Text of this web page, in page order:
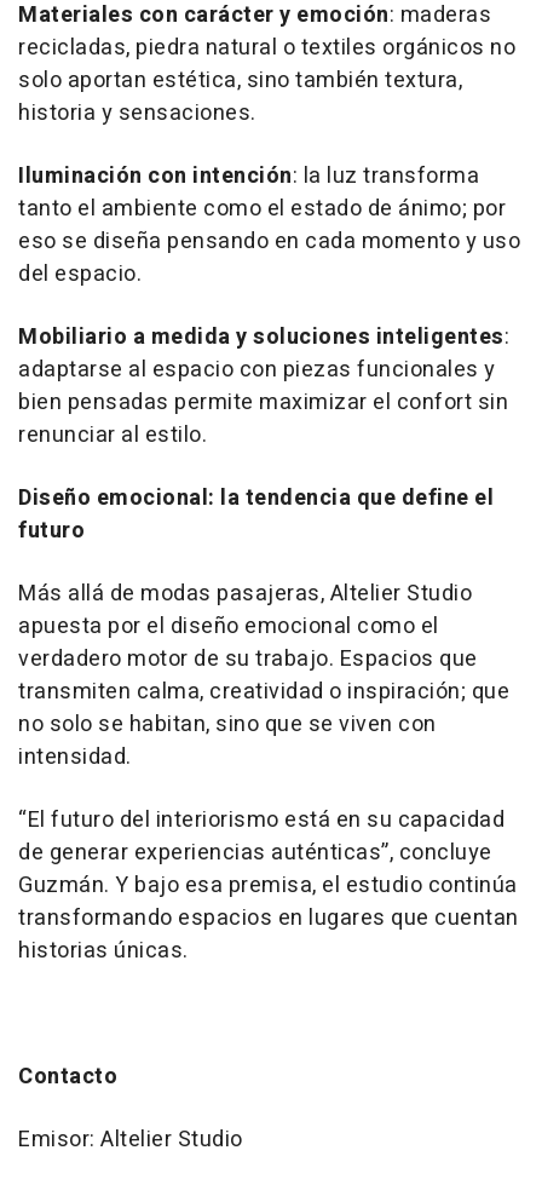
Materiales con carácter y emoción: maderas
recicladas, piedra natural o textiles orgánicos no
solo aportan estética, sino también textura,
historia y sensaciones.
Iluminación con intención: la luz transforma
tanto el ambiente como el estado de ánimo; por
eso se diseña pensando en cada momento y uso
del espacio.
Mobiliario a medida y soluciones inteligentes:
adaptarse al espacio con piezas funcionales y
bien pensadas permite maximizar el confort sin
renunciar al estilo.
Diseño emocional: la tendencia que define el
futuro
Más allá de modas pasajeras, Altelier Studio
apuesta por el diseño emocional como el
verdadero motor de su trabajo. Espacios que
transmiten calma, creatividad o inspiración; que
no solo se habitan, sino que se viven con
intensidad.
“El futuro del interiorismo está en su capacidad
de generar experiencias auténticas”, concluye
Guzmán. Y bajo esa premisa, el estudio continúa
transformando espacios en lugares que cuentan
historias únicas.
Contacto
Emisor: Altelier Studio